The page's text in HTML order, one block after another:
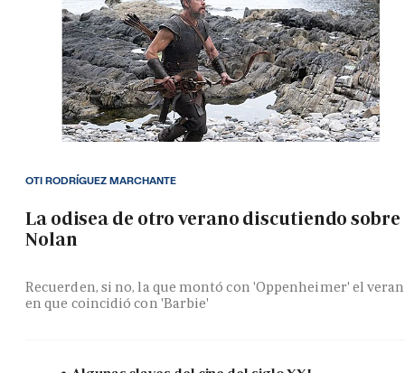
La odisea de otro verano discutiendo sobre
Nolan
Recuerden, si no, la que montó con 'Oppenheimer' el
en que coincidió con 'Barbie'
OTI RODRÍGUEZ MARCHANTE